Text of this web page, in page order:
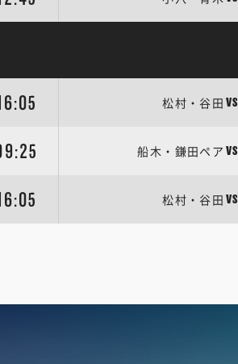
松村・谷田 VS
船木・鎌田ペア VS
松村・谷田 VS